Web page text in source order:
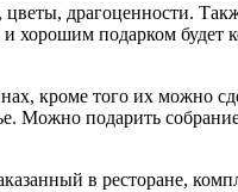
драгоценности.
подарком будет
кроме того их можно
Можно подарить
в ресторане,